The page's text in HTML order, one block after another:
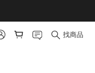
找商品